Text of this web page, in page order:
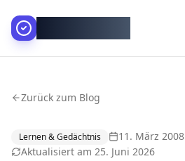
Zurück zum Blog
Lernen & Gedächtnis
11. März 2008
Aktualisiert am 25. Juni 2026